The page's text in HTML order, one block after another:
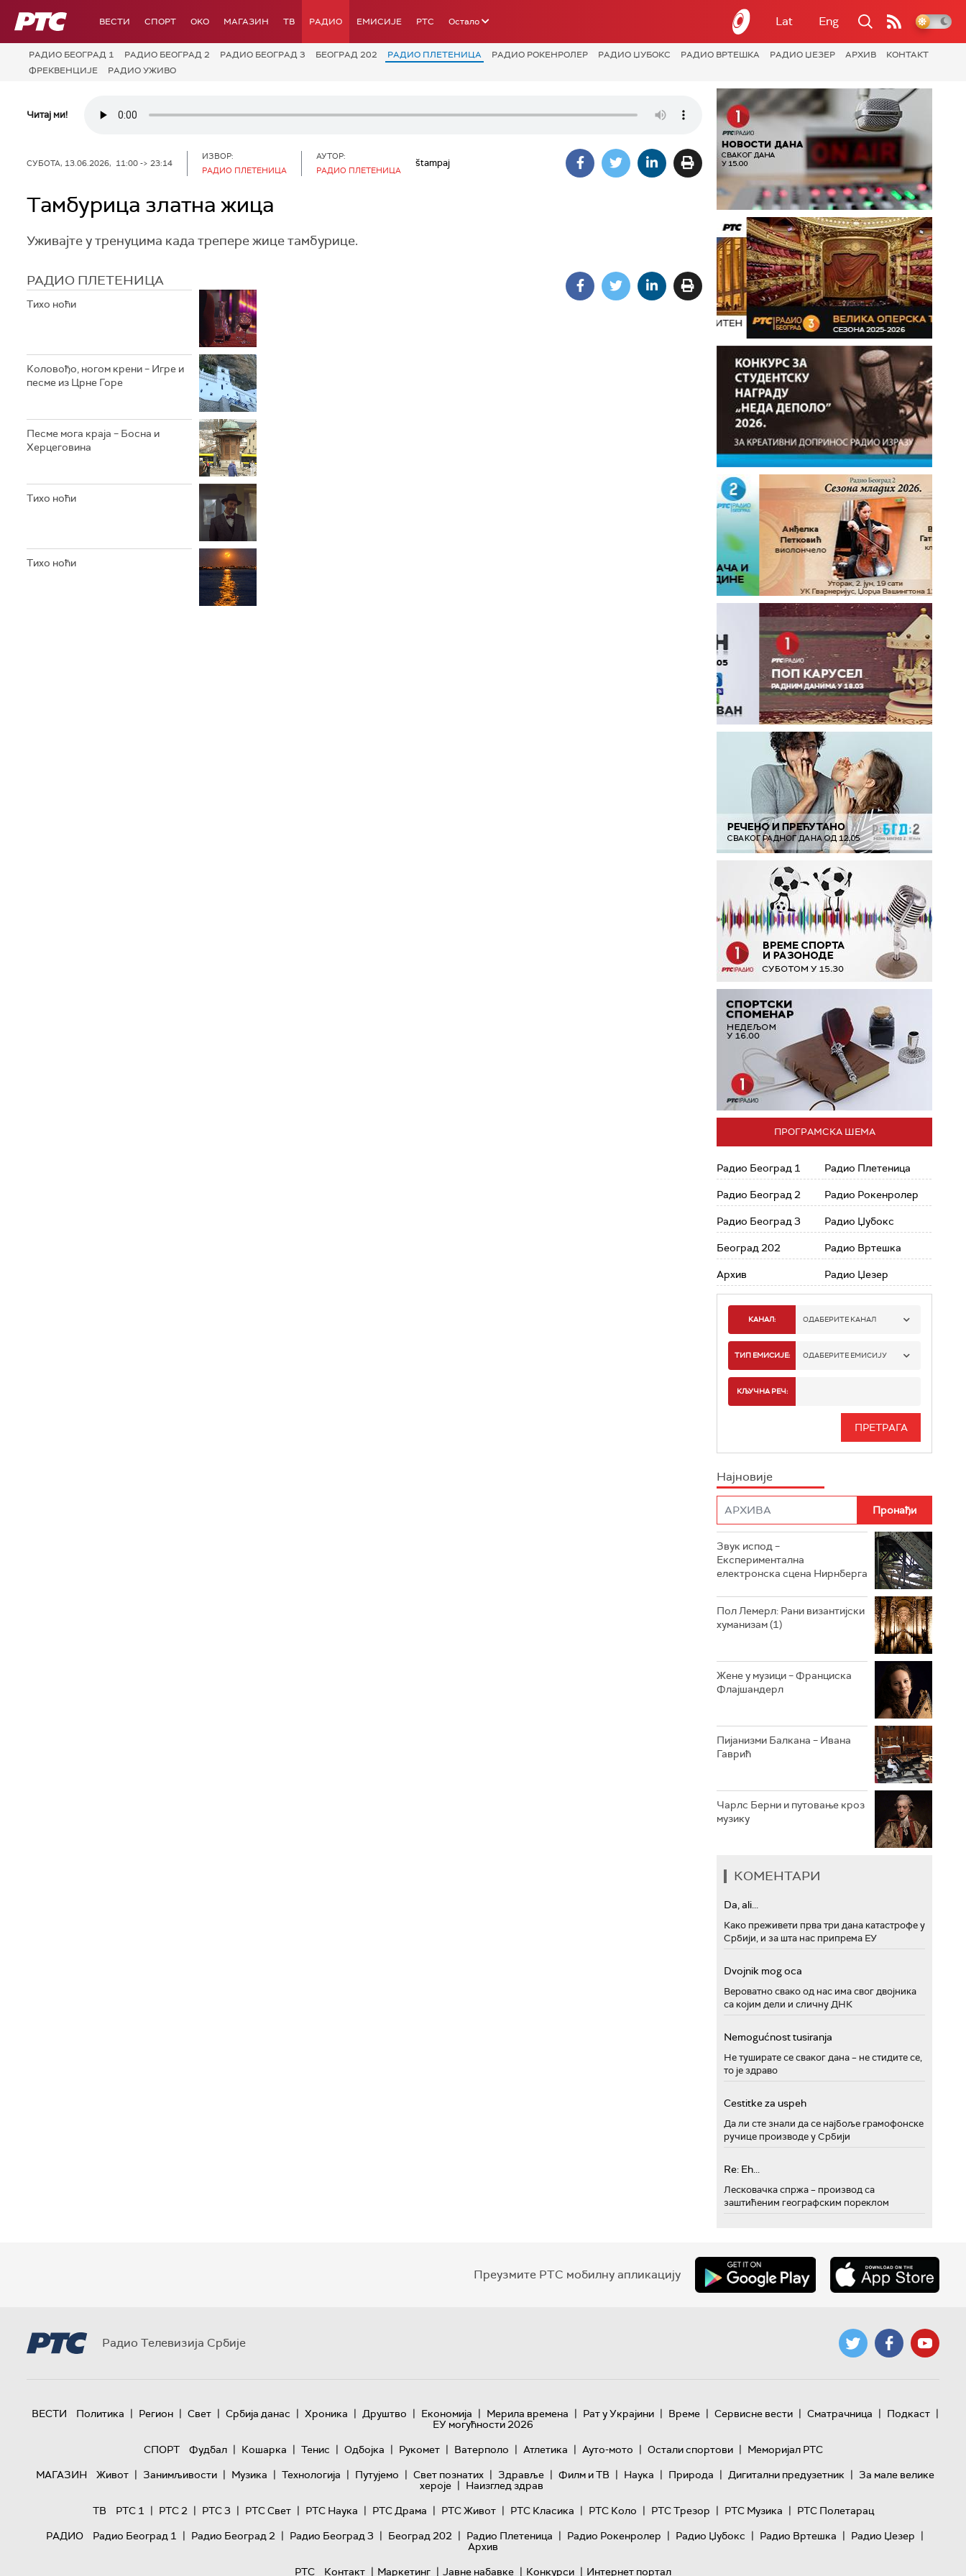
РТС ВЕСТИ СПОРТ OKO МАГАЗИН ТВ РАДИО ЕМИСИЈЕ РТС Остало Lat Eng
РАДИО БЕОГРАД 1 РАДИО БЕОГРАД 2 РАДИО БЕОГРАД 3 БЕОГРАД 202 РАДИО ПЛЕТЕНИЦА РАДИО РОКЕНРОЛЕР РАДИО ЏУБОКС РАДИО ВРТЕШКА РАДИО ЏЕЗЕР АРХИВ
КОНТАКТ
ФРЕКВЕНЦИЈЕ
РАДИО УЖИВО
Читај ми!
СУБОТА, 13.06.2026, 11:00 -> 23:14
ИЗВОР:
РАДИО ПЛЕТЕНИЦА
АУТОР:
РАДИО ПЛЕТЕНИЦА
štampaj
Тамбурица златна жица
Уживајте у тренуцима када трепере жице тамбурице.
РАДИО ПЛЕТЕНИЦА
Тихо ноћи
Коловођо, ногом крени – Игре и
песме из Црне Горе
Песме мога краја – Босна и
Херцеговина
Тихо ноћи
Тихо ноћи
ПРОГРАМСКА ШЕМА
Радио Београд 1
Радио Београд 2
Радио Београд 3
Београд 202
Архив
Радио Плетеница
Радио Рокенролер
Радио Џубокс
Радио Вртешка
Радио Џезер
КАНАЛ: ОДАБЕРИТЕ КАНАЛ
РАДИО БЕОГРАД 1
РАДИО БЕОГРАД 3
РАДИО РОКЕНРОЛЕР
РАДИО ЏУБОКС
РАДИО ВРТЕШКА
РАДИО ЏЕЗЕР
ТИП ЕМИСИЈЕ: ОДАБЕРИТЕ ЕМИСИЈУ
ИНФО
КЉУЧНА РЕЧ:
Најновије
Звук испод –
Експериментална
електронска сцена Нирнберга
Пол Лемерл: Рани византијски
хуманизам (1)
Жене у музици – Франциска
Флајшандерл
Пијанизми Балкана – Ивана
Гаврић
Чарлс Берни и путовање кроз
музику
КОМЕНТАРИ
Da, ali...
Како преживети прва три дана катастрофе у
Србији, и за шта нас припрема ЕУ
Dvojnik mog oca
Вероватно свако од нас има свог двојника
са којим дели и сличну ДНК
Nemogućnost tusiranja
Не туширате се сваког дана – не стидите се,
то је здраво
Cestitke za uspeh
Да ли сте знали да се најбоље грамофонске
ручице производе у Србији
Re: Eh...
Лесковачка спржа – производ са
заштићеним географским пореклом
Преузмите РТС мобилну апликацију
Радио Телевизија Србије
ВЕСТИ Политика | Регион | Свет | Србија данас | Хроника | Друштво | Економија | Мерила времена | Рат у Украјини | Време | Сервисне вести | Сматрачница | Подкаст |
ЕУ могућности 2026
СПОРТ
Фудбал | Кошарка | Тенис | Одбојка | Рукомет | Ватерполо | Атлетика | Ауто-мото | Остали спортови | Меморијал РТС
МАГАЗИН
Живот | Занимљивости | Музика | Технологијa | Путујемо | Свет познатих | Здравље | Филм и ТВ | Наука | Природа | Дигитални предузетник | За мале велике
хероје | Наизглед здрав
ТВ
РТС 1 | РТС 2 | РТС 3 | РТС Свет | РТС Наука | РТС Драма | РТС Живот | РТС Класика | РТС Коло | РТС Трезор | РТС Музика | РТС Полетарац
РАДИО
Радио Београд 1 | Радио Београд 2 | Радио Београд 3 | Београд 202 | Радио Плетеница | Радио Рокенролер | Радио Џубокс | Радио Вртешка | Радио Џезер |
Архив
РТС
Контакт | Маркетинг | Јавне набавке | Конкурси | Интернет портал